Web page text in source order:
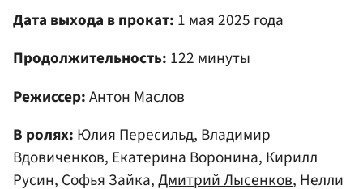
Дата выхода в прокат: 1 мая 2025 года
Продолжительность: 122 минуты
Режиссер:Антон Маслов
В ролях: Юлия Пересильд, Владимир
Вдовиченков, Екатерина Воронина, Кирилл
Русин, Софья Зайка,Дмитрий Лысенков, Нелли